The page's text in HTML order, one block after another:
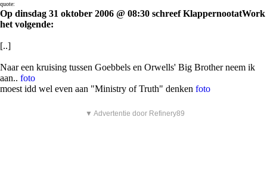
quote:
Op dinsdag 31 oktober 2006 @ 08:30 schreef KlappernootatWork
het volgende:
[..]
Naar een kruising tussen Goebbels en Orwells' Big Brother neem ik
aan.. foto
moest idd wel even aan "Ministry of Truth" denken foto
▼ Advertentie door Refinery89